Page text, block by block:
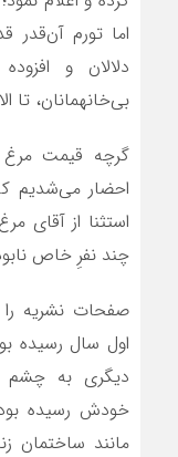
اما تورم
دلالان و
بی‌خانه‏مانان،
گرچه قیمت مرغ
احضار می‌شدیم
استثنا از آقای
چند نفرِ خاص
صفحات نشریه را
اول سال رسیده
دیگری به چشم
خودش رسیده
مانند ساختمان